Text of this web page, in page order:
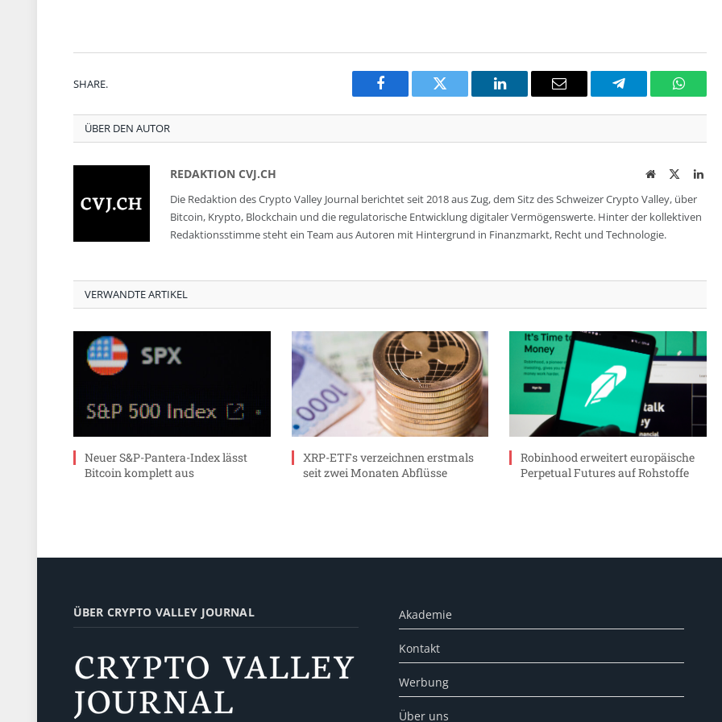
SHARE.
Facebook Twitter LinkedIn Email Telegram
ÜBER DEN AUTOR
REDAKTION CVJ.CH WebsiteTwitter
Die Redaktion des Crypto Valley Journal berichtet seit 2018 aus Zug, dem Sitz des Schweizer Crypto Valley, über
Bitcoin, Krypto, Blockchain und die regulatorische Entwicklung digitaler Vermögenswerte. Hinter der kollektiven
Redaktionsstimme steht ein Team aus Autoren mit Hintergrund in Finanzmarkt, Recht und Technologie.
VERWANDTE ARTIKEL
Neuer S&P-Pantera-Index lässt
Bitcoin komplett aus
XRP-ETFs verzeichnen erstmals
seit zwei Monaten Abflüsse
Robinhood erweitert europäische
Perpetual Futures auf Rohstoffe
ÜBER CRYPTO VALLEY JOURNAL Akademie
Kontakt
Werbung
Über uns